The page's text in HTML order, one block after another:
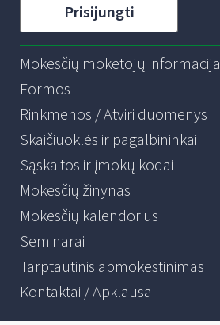
Prisijungti
Mokesčių mokėtojų informacija
Formos
Rinkmenos / Atviri duomenys
Skaičiuoklės ir pagalbininkai
Sąskaitos ir įmokų kodai
Mokesčių žinynas
Mokesčių kalendorius
Seminarai
Tarptautinis apmokestinimas
Kontaktai / Apklausa